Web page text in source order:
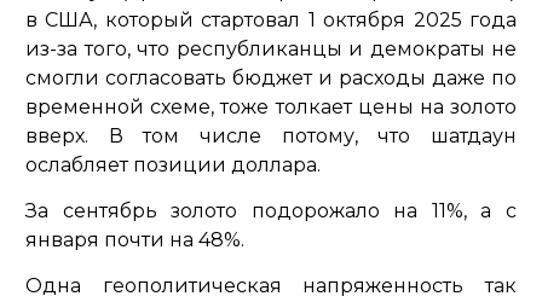
в США, который стартовал 1 октября 2025 года
из-за того, что республиканцы и демократы не
смогли согласовать бюджет и расходы даже по
временной схеме, тоже толкает цены на золото
вверх. В том числе потому, что шатдаун
ослабляет позиции доллара.
За сентябрь золото подорожало на 11%, а с
января почти на 48%.
Одна геополитическая напряженность так